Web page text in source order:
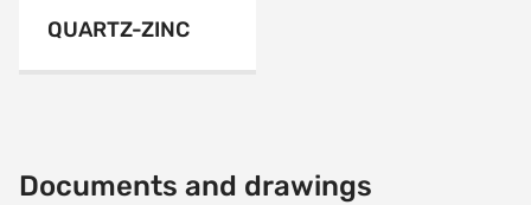
QUARTZ-ZINC
Documents and drawings